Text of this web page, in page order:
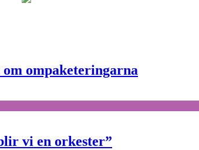
ompaketeringarna
vi en orkester”